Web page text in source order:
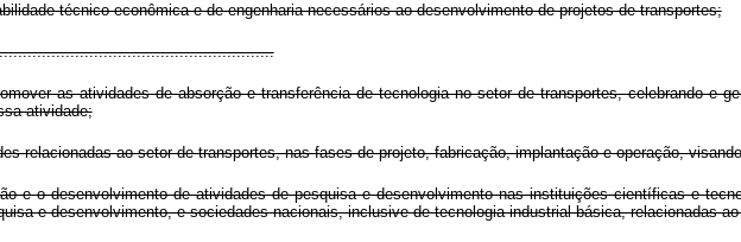
técnico-econômica e de engenharia necessários ao desenvolvimento de projetos de transportes;
as atividades de absorção e transferência de tecnologia no setor de transportes, celebrando e
atividade;
relacionadas ao setor de transportes, nas fases de projeto, fabricação, implantação e operação,
e o desenvolvimento de atividades de pesquisa e desenvolvimento nas instituições científicas e
e desenvolvimento, e sociedades nacionais, inclusive de tecnologia industrial básica, relacionadas